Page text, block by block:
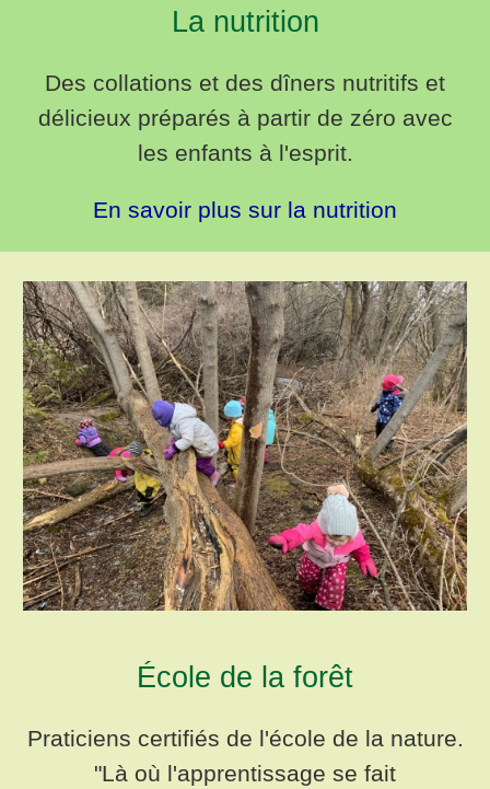
La nutrition
Des collations et des dîners nutritifs et
délicieux préparés à partir de zéro avec
les enfants à l'esprit.
En savoir plus sur la nutrition
École de la forêt
Praticiens certifiés de l'école de la nature.
"Là où l'apprentissage se fait